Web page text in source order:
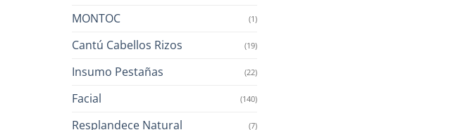
MONTOC (1)
Cantú Cabellos Rizos (19)
Insumo Pestañas (22)
Facial (140)
Resplandece Natural (7)